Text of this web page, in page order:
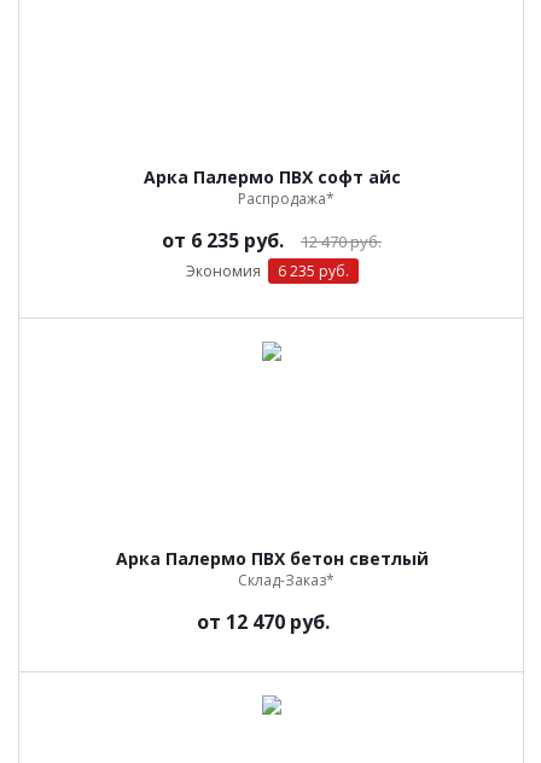
Арка Палермо ПВХ софт айс
Распродажа*
от 6 235 руб. 12 470 руб.
Экономия 6 235 руб.
Арка Палермо ПВХ бетон светлый
Склад-Заказ*
от 12 470 руб.